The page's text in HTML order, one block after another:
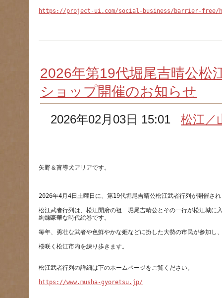
https://project-ui.com/social-business/barrier-
2026年第19代堀尾吉晴公松
ショップ開催のお知らせ
2026年02月03日 15:01松江／
松江武者行列は、松江開府の祖　堀尾吉晴公とその一行が松江城に
https://www.musha-gyoretsu.jp/